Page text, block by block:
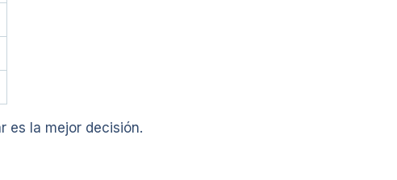
es la mejor decisión.